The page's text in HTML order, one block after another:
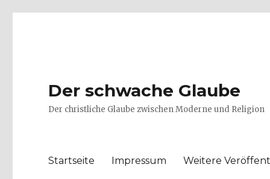
Der schwache Glaube
Der christliche Glaube zwischen Moderne und Religion
Startseite Impressum Weitere